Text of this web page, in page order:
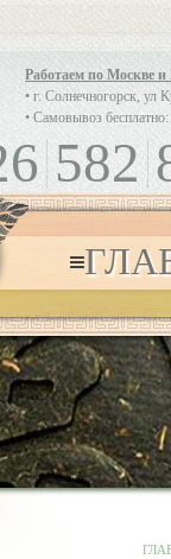
Работаем по Москве
• г. Солнечногорск, ул
• Самовывоз
582